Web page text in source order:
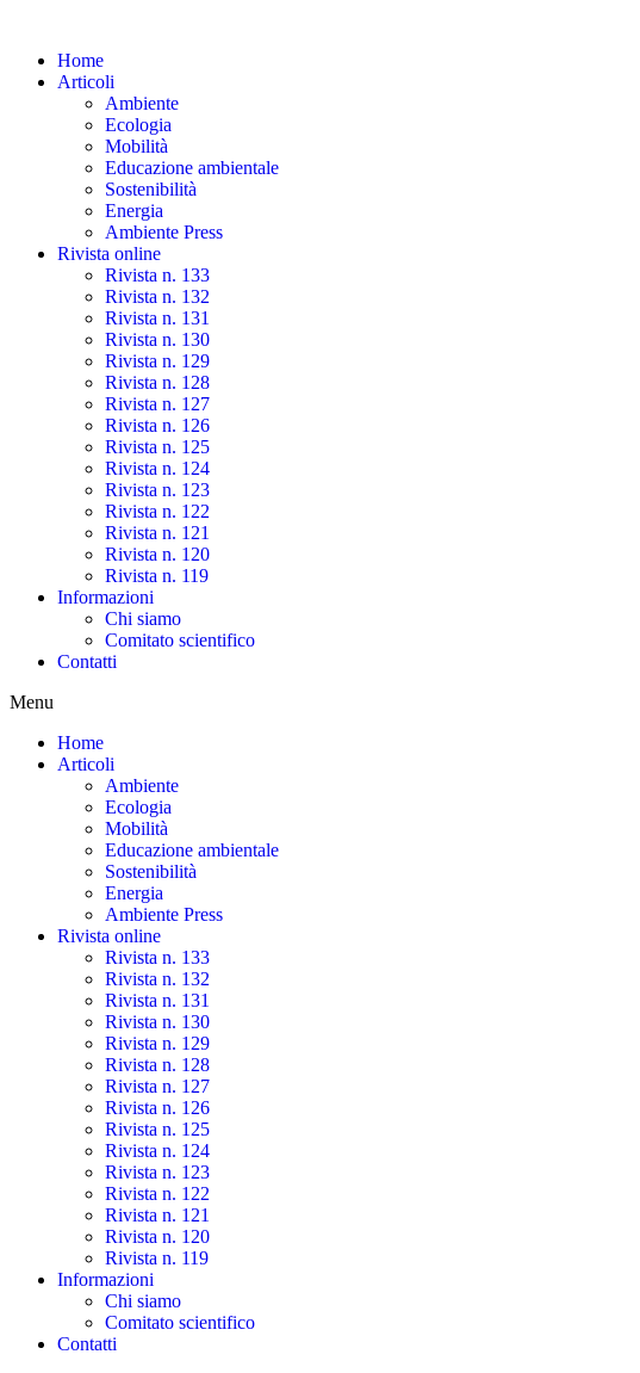
content
Home
Articoli
Ambiente
Ecologia
Mobilità
Educazione ambientale
Sostenibilità
Energia
Ambiente Press
Rivista online
Rivista n. 133
Rivista n. 132
Rivista n. 131
Rivista n. 130
Rivista n. 129
Rivista n. 128
Rivista n. 127
Rivista n. 126
Rivista n. 125
Rivista n. 124
Rivista n. 123
Rivista n. 122
Rivista n. 121
Rivista n. 120
Rivista n. 119
Informazioni
Chi siamo
Comitato scientifico
Contatti
Menu
Home
Articoli
Ambiente
Ecologia
Mobilità
Educazione ambientale
Sostenibilità
Energia
Ambiente Press
Rivista online
Rivista n. 133
Rivista n. 132
Rivista n. 131
Rivista n. 130
Rivista n. 129
Rivista n. 128
Rivista n. 127
Rivista n. 126
Rivista n. 125
Rivista n. 124
Rivista n. 123
Rivista n. 122
Rivista n. 121
Rivista n. 120
Rivista n. 119
Informazioni
Chi siamo
Comitato scientifico
Contatti